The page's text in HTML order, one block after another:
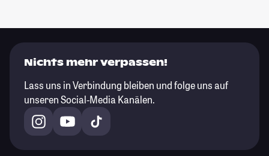
Nichts mehr verpassen!
Lass uns in Verbindung bleiben und folge uns auf
unseren Social-Media Kanälen.